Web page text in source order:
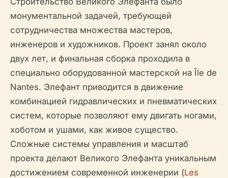
монументальной задачей, требующей
сотрудничества множества мастеров,
инженеров и художников. Проект занял около
двух лет, и финальная сборка проходила в
специально оборудованной мастерской на Île de
Nantes. Элефант приводится в движение
комбинацией гидравлических и пневматических
систем, которые позволяют ему двигать ногами,
хоботом и ушами, как живое существо.
Сложные системы управления и масштаб
проекта делают Великого Элефанта уникальным
достижением современной инженерии (Les